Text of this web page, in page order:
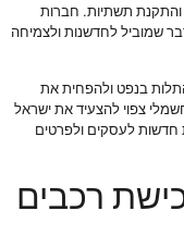
והתקנת תשתיות. חברות
שמוביל לחדשנות ולצמיחה
בנפט ולהפחית את
צפוי להצעיד את ישראל
חדשות לעסקים ולפרטים
רכבים